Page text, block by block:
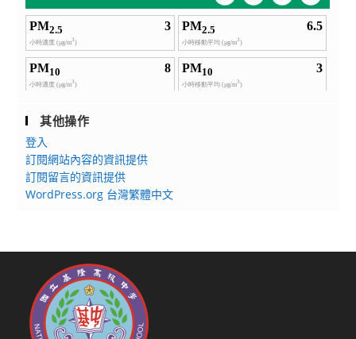
其他操作
登入
訂閱網站內容的資訊提供
訂閱留言的資訊提供
WordPress.org 台灣繁體中文